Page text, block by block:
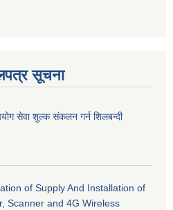
सूचना
सेवा शुल्क संकलन गर्न शिलबन्दी
of Supply And Installation of
Scanner and 4G Wireless